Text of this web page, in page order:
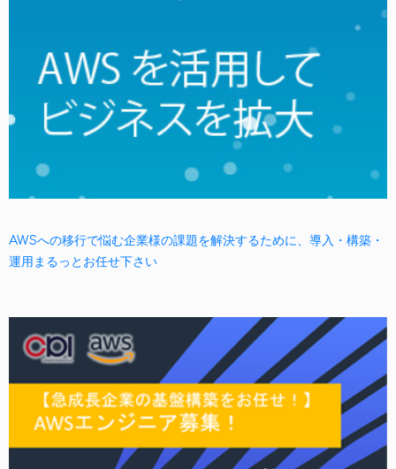
AWSへの移行で悩む企業様の課題を解決するために、導入・構築・
運用まるっとお任せ下さい